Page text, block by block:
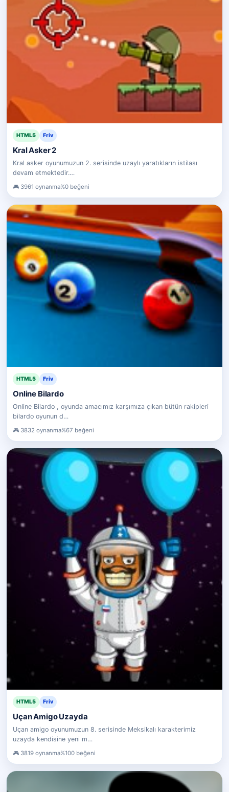
HTML5 Friv
Kral Asker 2
Kral asker oyunumuzun 2. serisinde uzaylı yaratıkların istilası
devam etmektedir.…
3961 oynanma%0 beğeni
HTML5 Friv
Online Bilardo
Online Bilardo , oyunda amacımız karşımıza çıkan bütün rakipleri
bilardo oyunun d…
3832 oynanma%67 beğeni
HTML5 Friv
Uçan Amigo Uzayda
Uçan amigo oyunumuzun 8. serisinde Meksikalı karakterimiz
uzayda kendisine yeni m…
3819 oynanma%100 beğeni